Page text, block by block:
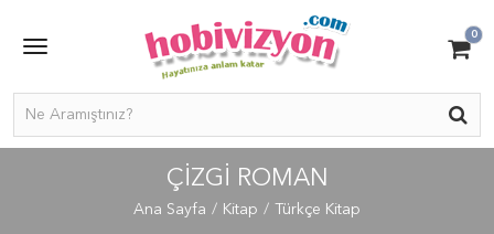
0
ÇIZGI ROMAN
Ana Sayfa Kitap Türkçe Kitap